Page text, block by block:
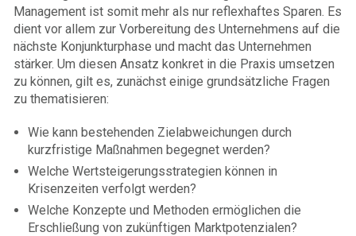
Management ist somit mehr als nur reflexhaftes Sparen. Es
dient vor allem zur Vorbereitung des Unternehmens auf die
nächste Konjunkturphase und macht das Unternehmen
stärker. Um diesen Ansatz konkret in die Praxis umsetzen
zu können, gilt es, zunächst einige grundsätzliche Fragen
zu thematisieren:
Wie kann bestehenden Zielabweichungen durch
kurzfristige Maßnahmen begegnet werden?
Welche Wertsteigerungsstrategien können in
Krisenzeiten verfolgt werden?
Welche Konzepte und Methoden ermöglichen die
Erschließung von zukünftigen Marktpotenzialen?